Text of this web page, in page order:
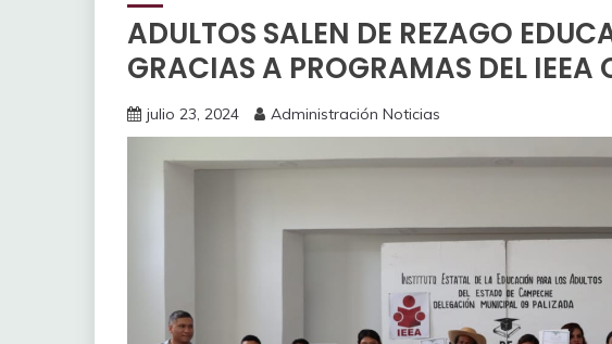
ADULTOS SALEN DE REZAGO
GRACIAS A PROGRAMAS DEL IEEA
julio 23, 2024 Administración Noticias